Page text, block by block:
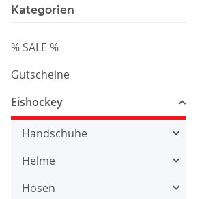
Kategorien
% SALE %
Gutscheine
Eishockey
Handschuhe
Helme
Hosen